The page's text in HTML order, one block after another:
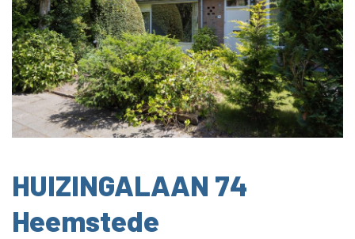
HUIZINGALAAN 74
Heemstede